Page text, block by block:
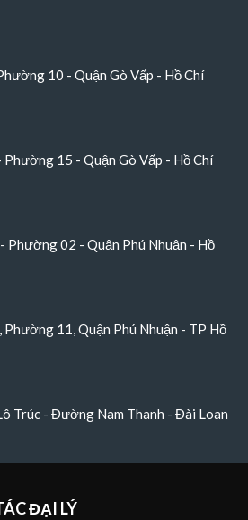
10 - Quận Gò Vấp - Hồ Chí
15 - Quận Gò Vấp - Hồ Chí
02 - Quận Phú Nhuận - Hồ
Phường 11, Quận Phú Nhuận - TP Hồ
Trúc - Đường Nam Thanh - Đài Loan
ĐẠI LÝ